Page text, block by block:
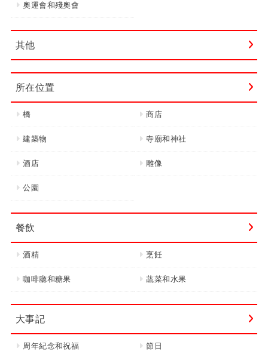
奧運會和殘奧會
其他
所在位置
橋 商店
建築物 寺廟和神社
酒店 雕像
公園
餐飲
酒精 烹飪
咖啡廳和糖果 蔬菜和水果
大事記
周年紀念和祝福 節日